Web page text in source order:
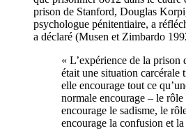
prison de Stanford, Douglas
psychologue pénitentiaire, a
a déclaré (Musen et Zimbardo
« L’expérience de la prison
était une situation carcérale
elle encourage tout ce
normale encourage – le rôle
encourage le sadisme, le
encourage la confusion et